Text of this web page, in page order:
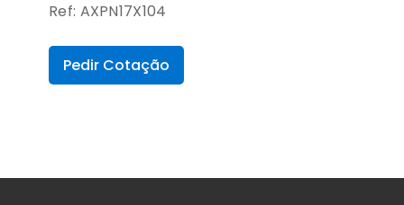
Ref: AXPN17X104
Pedir Cotação